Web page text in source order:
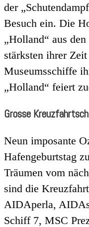
der
Besuch ein. Die
„Holland“ aus
stärksten ihrer
Museumsschiffe
„Holland“ feiert
Grosse
Neun imposante
Hafengeburtstag
Träumen vom
sind die
AIDAperla,
Schiff 7, MSC